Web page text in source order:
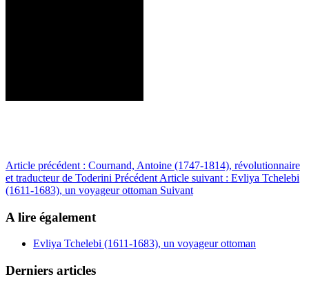
Article précédent : Cournand, Antoine (1747-1814), révolutionnaire
et traducteur de Toderini Précédent Article suivant : Evliya Tchelebi
(1611-1683), un voyageur ottoman Suivant
A lire également
Evliya Tchelebi (1611-1683), un voyageur ottoman
Derniers articles